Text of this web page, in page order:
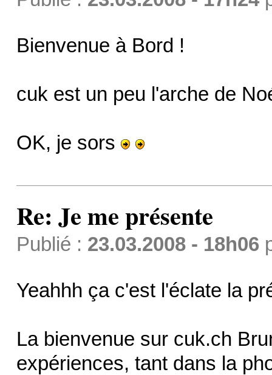
Bienvenue à Bord !
cuk est un peu l'arche de
OK, je sors
Re: Je me présente
Publié : 23.03.2008 - 18h06
Yeahhh ça c'est l'éclate la
La bienvenue sur cuk.ch
expériences, tant dans la